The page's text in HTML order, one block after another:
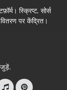
स्क्रिप्ट, सोर्स
पर केंद्रित।
जुड़ें.